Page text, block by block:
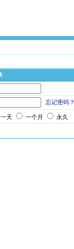
忘记密码？
一天 一个月 永久